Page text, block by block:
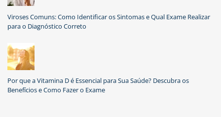
Viroses Comuns: Como Identificar os Sintomas e Qual Exame Realizar
para o Diagnóstico Correto
Por que a Vitamina D é Essencial para Sua Saúde? Descubra os
Benefícios e Como Fazer o Exame